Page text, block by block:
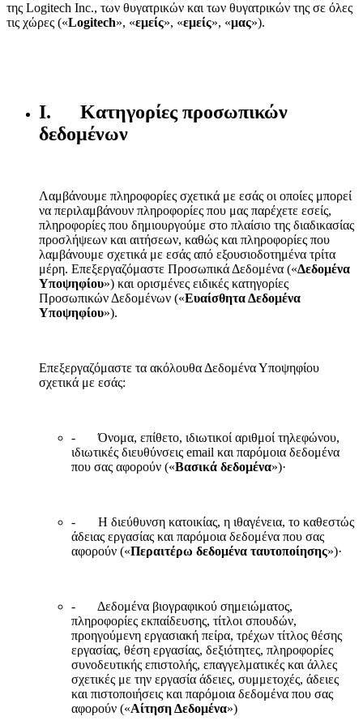
της Logitech Inc., των θυγατρικών και των θυγατρικών της σε όλες
τις χώρες («Logitech», «εμείς», «εμείς», «μας»).
I. Κατηγορίες προσωπικών
δεδομένων
Λαμβάνουμε πληροφορίες σχετικά με εσάς οι οποίες μπορεί
να περιλαμβάνουν πληροφορίες που μας παρέχετε εσείς,
πληροφορίες που δημιουργούμε στο πλαίσιο της διαδικασίας
προσλήψεων και αιτήσεων, καθώς και πληροφορίες που
λαμβάνουμε σχετικά με εσάς από εξουσιοδοτημένα τρίτα
μέρη. Επεξεργαζόμαστε Προσωπικά Δεδομένα («Δεδομένα
Υποψηφίου») και ορισμένες ειδικές κατηγορίες
Προσωπικών Δεδομένων («Ευαίσθητα Δεδομένα
Υποψηφίου»).
Επεξεργαζόμαστε τα ακόλουθα Δεδομένα Υποψηφίου
σχετικά με εσάς:
- Όνομα, επίθετο, ιδιωτικοί αριθμοί τηλεφώνου,
ιδιωτικές διευθύνσεις email και παρόμοια δεδομένα
που σας αφορούν («Βασικά δεδομένα»)·
- Η διεύθυνση κατοικίας, η ιθαγένεια, το καθεστώς
άδειας εργασίας και παρόμοια δεδομένα που σας
αφορούν («Περαιτέρω δεδομένα ταυτοποίησης»)·
- Δεδομένα βιογραφικού σημειώματος,
πληροφορίες εκπαίδευσης, τίτλοι σπουδών,
προηγούμενη εργασιακή πείρα, τρέχων τίτλος θέσης
εργασίας, θέση εργασίας, δεξιότητες, πληροφορίες
συνοδευτικής επιστολής, επαγγελματικές και άλλες
σχετικές με την εργασία άδειες, συμμετοχές, άδειες
και πιστοποιήσεις και παρόμοια δεδομένα που σας
αφορούν («Αίτηση Δεδομένα»)